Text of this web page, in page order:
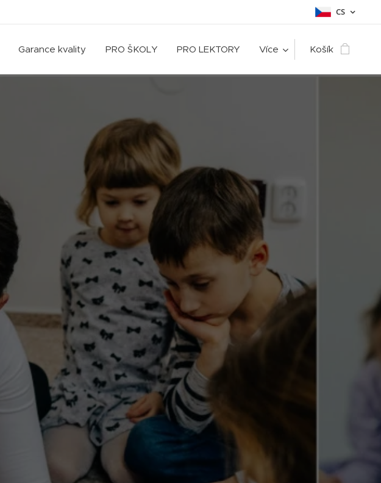
CS
Garance kvality PRO ŠKOLY PRO LEKTORY Více Košík